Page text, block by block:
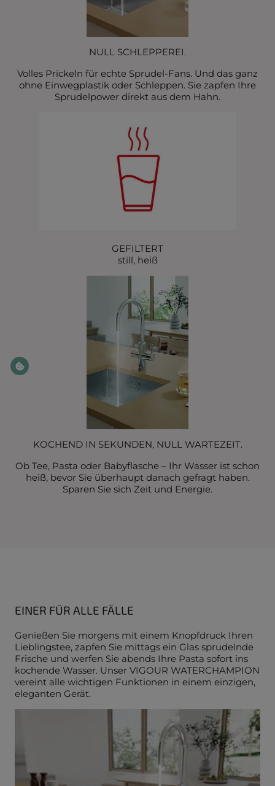
NULL SCHLEPPEREI.
Volles Prickeln für echte Sprudel-Fans. Und das ganz
ohne Einwegplastik oder Schleppen. Sie zapfen Ihre
Sprudelpower direkt aus dem Hahn.
GEFILTERT
still, heiß
KOCHEND IN SEKUNDEN, NULL WARTEZEIT.
Ob Tee, Pasta oder Babyflasche – Ihr Wasser ist schon
heiß, bevor Sie überhaupt danach gefragt haben.
Sparen Sie sich Zeit und Energie.
EINER FÜR ALLE FÄLLE
Genießen Sie morgens mit einem Knopfdruck Ihren
Lieblingstee, zapfen Sie mittags ein Glas sprudelnde
Frische und werfen Sie abends Ihre Pasta sofort ins
kochende Wasser. Unser VIGOUR WATERCHAMPION
vereint alle wichtigen Funktionen in einem einzigen,
eleganten Gerät.